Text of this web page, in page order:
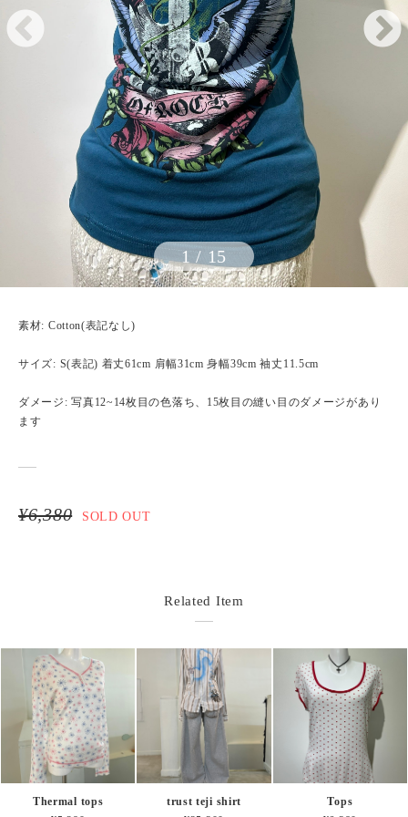
1 / 15
素材: Cotton(表記なし)
サイズ: S(表記) 着丈61cm 肩幅31cm 身幅39cm 袖丈11.5cm
ダメージ: 写真12~14枚目の色落ち、15枚目の縫い目のダメージがあり
ます
¥6,380 SOLD OUT
Related Item
Thermal tops
trust teji shirt
Tops